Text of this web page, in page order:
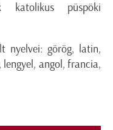
püspöki
nyelvei: görög, latin,
lengyel, angol, francia,